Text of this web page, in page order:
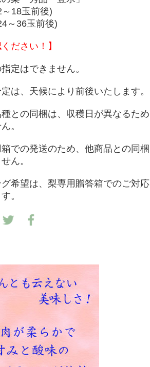
～18玉前後)
～36玉前後)
ください！】
定はできません。
は、天候により前後いたします。
との同梱は、収穫日が異なるため
。
での発送のため、他商品との同梱
ん。
希望は、梨専用贈答箱でのご対応
。